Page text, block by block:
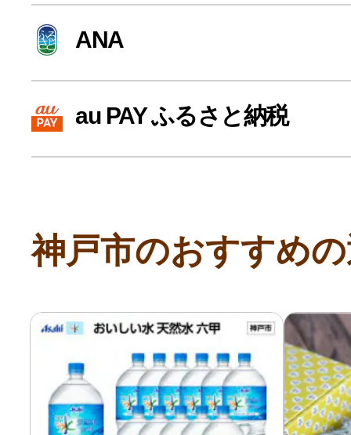
ふるさと納税徹底比較
寄付上限額シミュレーション
副業・パラレルワーカー
個人事業主・フリーラン
個人事業・フリーランス
ANA
au PAY ふるさと納税
神戸市のおすすめ